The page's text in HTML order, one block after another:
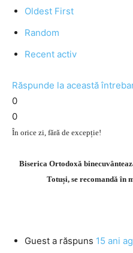
Oldest First
Random
Recent activ
Răspunde la această
0
0
În orice zi, fără de excepție!
Biserica Ortodoxă
Totuși, se recomandă în
Guest a răspuns 15 ani